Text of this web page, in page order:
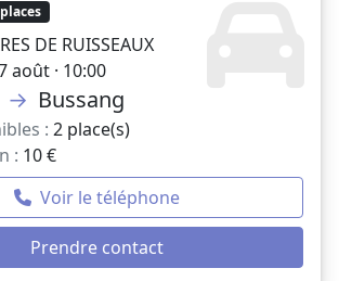
DE RUISSEAUX
août · 10:00
→ Bussang
: 2 place(s)
: 10 €
Voir le téléphone
Prendre contact